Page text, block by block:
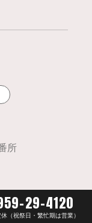
29-4120
（祝祭日・繁忙期は営業）
所